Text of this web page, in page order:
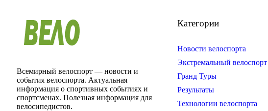
Всемирный велоспорт — новости и
события велоспорта. Актуальная
информация о спортивных событиях и
спортсменах. Полезная информация для
велосипедистов.
Категории
Новости велоспорта
Экстремальный велоспорт
Гранд Туры
Результаты
Технологии велоспорта